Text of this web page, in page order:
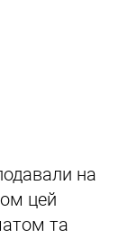
на
цей
та